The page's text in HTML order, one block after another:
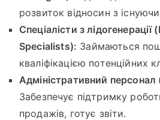
розвиток відносин з
Спеціалісти з
Specialists): Займаються
кваліфікацією потенційних
Адміністративний
Забезпечує підтримку
продажів, готує звіти.